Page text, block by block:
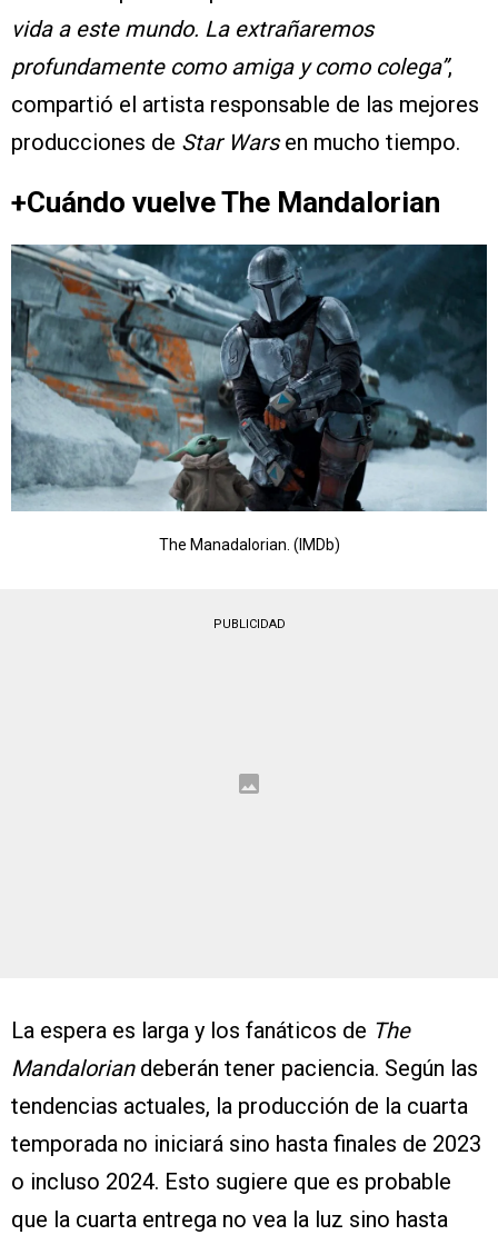
vida a este mundo. La extrañaremos
profundamente como amiga y como colega”,
compartió el artista responsable de las mejores
producciones de Star Warsen mucho tiempo.
+Cuándo vuelve The Mandalorian
The Manadalorian. (IMDb)
PUBLICIDAD
La espera es larga y los fanáticos de The
Mandaloriandeberán tener paciencia. Según las
tendencias actuales, la producción de la cuarta
temporada no iniciará sino hasta finales de 2023
o incluso 2024. Esto sugiere que es probable
que la cuarta entrega no vea la luz sino hasta